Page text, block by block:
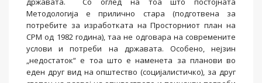
Методологија е прилично стара (подготвена за
потребите за изработката на Просторниот план на
СРМ од 1982 година), таа не одговара на современите
услови и потреби на државата. Особено, нејзин
„недостаток“ е тоа што е наменета за планови во
еден друг вид на општество (социјалистичко), за друг